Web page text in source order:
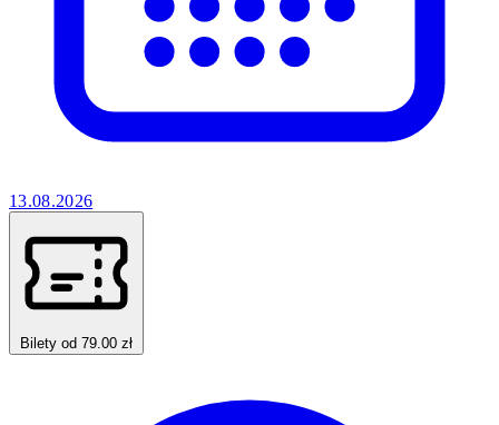
13.08.2026
Bilety od 79.00 zł